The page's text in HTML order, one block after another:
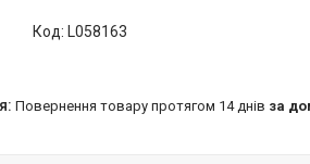
Код: L058163
повернення товару протягом 14 днів за